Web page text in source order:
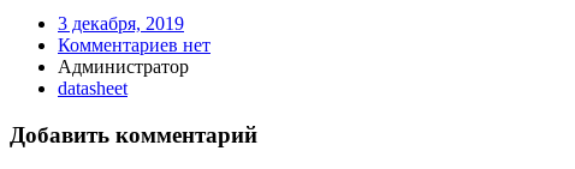
3 декабря, 2019
Комментариев нет
Администратор
datasheet
Добавить комментарий